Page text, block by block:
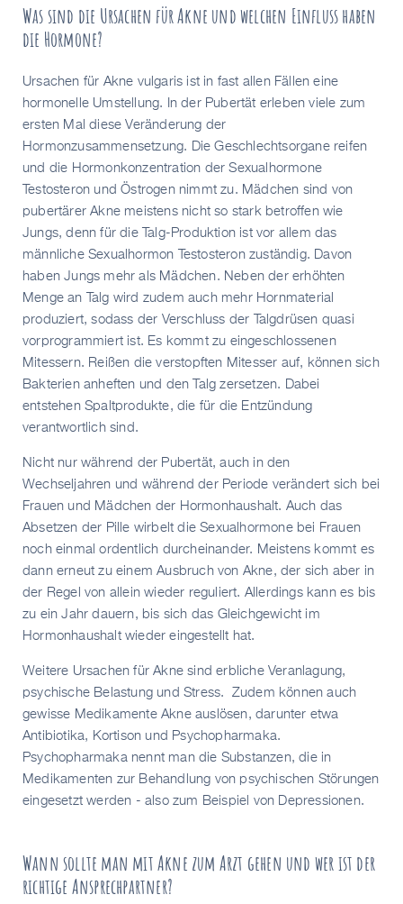
Was sind die Ursachen für Akne und welchen Einfluss haben
die Hormone?
Ursachen für Akne vulgaris ist in fast allen Fällen eine
hormonelle Umstellung. In der Pubertät erleben viele zum
ersten Mal diese Veränderung der
Hormonzusammensetzung. Die Geschlechtsorgane reifen
und die Hormonkonzentration der Sexualhormone
Testosteron und Östrogen nimmt zu. Mädchen sind von
pubertärer Akne meistens nicht so stark betroffen wie
Jungs, denn für die Talg-Produktion ist vor allem das
männliche Sexualhormon Testosteron zuständig. Davon
haben Jungs mehr als Mädchen. Neben der erhöhten
Menge an Talg wird zudem auch mehr Hornmaterial
produziert, sodass der Verschluss der Talgdrüsen quasi
vorprogrammiert ist. Es kommt zu eingeschlossenen
Mitessern. Reißen die verstopften Mitesser auf, können sich
Bakterien anheften und den Talg zersetzen. Dabei
entstehen Spaltprodukte, die für die Entzündung
verantwortlich sind.
Nicht nur während der Pubertät, auch in den
Wechseljahren und während der Periode verändert sich bei
Frauen und Mädchen der Hormonhaushalt. Auch das
Absetzen der Pille wirbelt die Sexualhormone bei Frauen
noch einmal ordentlich durcheinander. Meistens kommt es
dann erneut zu einem Ausbruch von Akne, der sich aber in
der Regel von allein wieder reguliert. Allerdings kann es bis
zu ein Jahr dauern, bis sich das Gleichgewicht im
Hormonhaushalt wieder eingestellt hat.
Weitere Ursachen für Akne sind erbliche Veranlagung,
psychische Belastung und Stress. Zudem können auch
gewisse Medikamente Akne auslösen, darunter etwa
Antibiotika, Kortison und Psychopharmaka.
Psychopharmaka nennt man die Substanzen, die in
Medikamenten zur Behandlung von psychischen Störungen
eingesetzt werden - also zum Beispiel von Depressionen.
Wann sollte man mit Akne zum Arzt gehen und wer ist der
richtige Ansprechpartner?